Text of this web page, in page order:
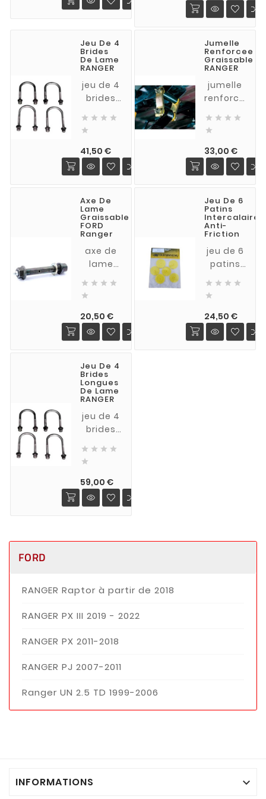
2 lames
AR FORD
PJ
2006/2011
(12 1/2
bagues
+ 2
d'axe
Jeu De 4
Brides
De Lame
RANGER
jeu de 4
brides
pour
pour
FORD
RANGER
de 2007
(également
appelé
cavalier
ou U-
bolts)
   

41,50 €Prix
Jumelle
Renforcee
Graissable
RANGER
jumelle
renforcée
acier
zingué
bichromaté
pour
RANGER
   

33,00 €Prix
Axe De
Lame
Graissable
FORD
Ranger
axe de
lame
(point
pour
FORD
RANGER
   

20,50 €Prix
Jeu De 6
Patins
Intercalaires
Anti-
Friction
jeu de 6
patins
friction
lames
de
ressort
   

24,50 €Prix
Jeu De 4
Brides
Longues
De Lame
RANGER
jeu de 4
brides
pour
renforcées
et avec
lame de
de 2007
(également
appelé
ou U-
   

59,00 €Prix
FORD
RANGER Raptor à partir de 2018
RANGER PX III 2019 - 2022
RANGER PX 2011-2018
RANGER PJ 2007-2011
Ranger UN 2.5 TD 1999-2006
INFORMATIONS 